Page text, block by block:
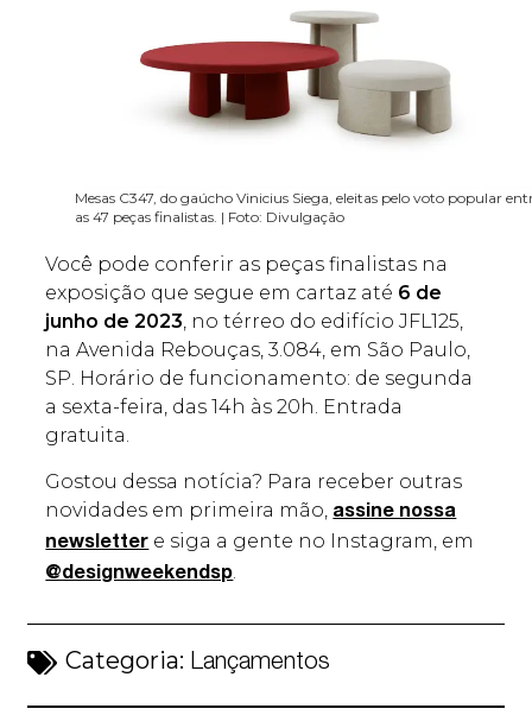
Mesas C347, do gaúcho Vinicius Siega, eleitas pelo voto popular
as 47 peças finalistas. | Foto: Divulgação
Você pode conferir as peças finalistas na
exposição que segue em cartaz até 6 de
junho de 2023, no térreo do edifício JFL125,
na Avenida Rebouças, 3.084, em São Paulo,
SP. Horário de funcionamento: de segunda
a sexta-feira, das 14h às 20h. Entrada
gratuita.
Gostou dessa notícia? Para receber outras
novidades em primeira mão, assine nossa
newsletter e siga a gente no Instagram, em
@designweekendsp
Categoria: Lançamentos